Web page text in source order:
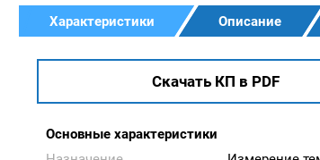
Характеристики Описание
Скачать КП в PDF
Основные характеристики